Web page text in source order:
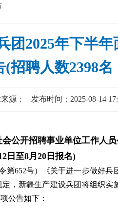
团2025年下半
(招聘人数2398
源： 发布时间：2025-08-14
公开招聘事业单位工作人员
日至8月20日报名)
第652号）《关于进一步做好兵
，新疆生产建设兵团将组织实
公告如下：